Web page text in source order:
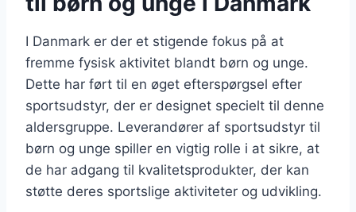
I Danmark er der et stigende fokus på at
fremme fysisk aktivitet blandt børn og unge.
Dette har ført til en øget efterspørgsel efter
sportsudstyr, der er designet specielt til denne
aldersgruppe. Leverandører af sportsudstyr til
børn og unge spiller en vigtig rolle i at sikre, at
de har adgang til kvalitetsprodukter, der kan
støtte deres sportslige aktiviteter og udvikling.